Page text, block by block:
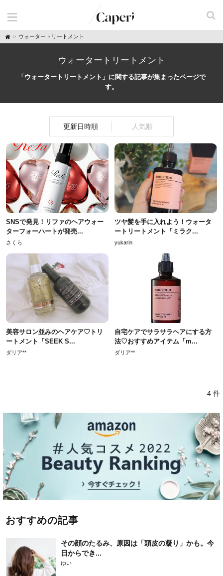
H
o
ウォータートリートメント
ウォータートリートメント
「ウォータートリートメント」に関する記事が集まったページで
す。
更新日時順 人気順
SNSで発見！リファのヘアウォー
ターフォーハートが発売...
さくら
ツヤ髪を手に入れよう！ウォータ
ートリートメント「ミラク...
yukarin
美容サロン並みのヘアケア♡トリ
ートメント「SEEK S...
ダリア**
自宅ケアでサラサラヘアにする方
法♡おすすめアイテム「m...
ダリア**
4 件
おすすめの記事
その顔のたるみ、原因は「頭皮の凝り」かも。今
日からでき...
ゆい